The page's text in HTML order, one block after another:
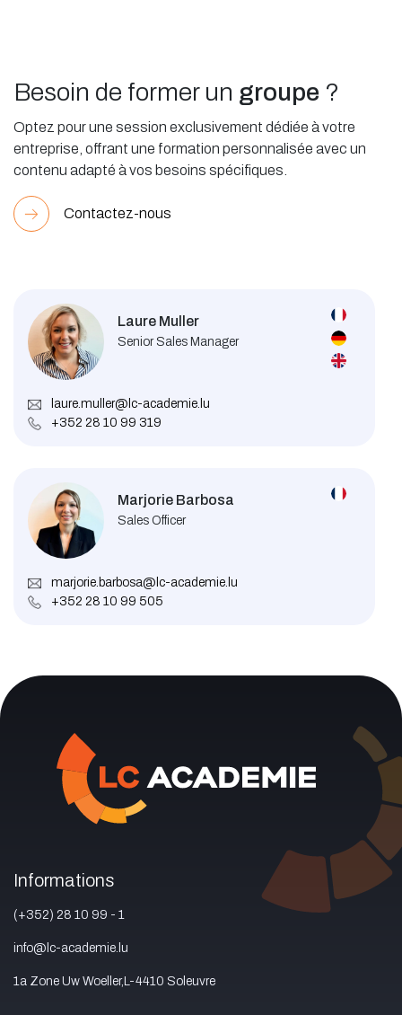
Besoin de former un groupe ?
Optez pour une session exclusivement dédiée à votre
entreprise, offrant une formation personnalisée avec un
contenu adapté à vos besoins spécifiques.
Contactez-nous
Laure Muller
Senior Sales Manager
laure.muller@lc-academie.lu
+352 28 10 99 319
Marjorie Barbosa
Sales Officer
marjorie.barbosa@lc-academie.lu
+352 28 10 99 505
Informations
(+352) 28 10 99 - 1
info@lc-academie.lu
1a Zone Uw Woeller,L-4410 Soleuvre